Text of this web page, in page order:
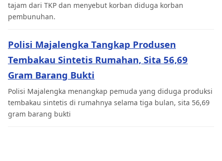
tajam dari TKP dan menyebut korban diduga korban
pembunuhan.
Polisi Majalengka Tangkap Produsen
Tembakau Sintetis Rumahan, Sita 56,69
Gram Barang Bukti
Polisi Majalengka menangkap pemuda yang diduga produksi
tembakau sintetis di rumahnya selama tiga bulan, sita 56,69
gram barang bukti